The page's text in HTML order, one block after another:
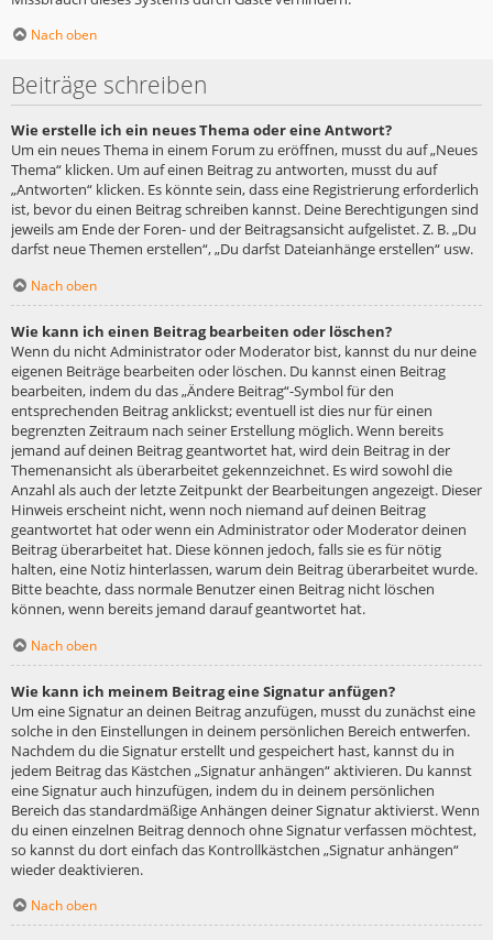
Nach oben
Beiträge schreiben
Wie erstelle ich ein neues Thema oder eine Antwort?
Um ein neues Thema in einem Forum zu eröffnen, musst du auf „Neues
Thema“ klicken. Um auf einen Beitrag zu antworten, musst du auf
„Antworten“ klicken. Es könnte sein, dass eine Registrierung erforderlich
ist, bevor du einen Beitrag schreiben kannst. Deine Berechtigungen sind
jeweils am Ende der Foren- und der Beitragsansicht aufgelistet. Z. B. „Du
darfst neue Themen erstellen“, „Du darfst Dateianhänge erstellen“ usw.
Nach oben
Wie kann ich einen Beitrag bearbeiten oder löschen?
Wenn du nicht Administrator oder Moderator bist, kannst du nur deine
eigenen Beiträge bearbeiten oder löschen. Du kannst einen Beitrag
bearbeiten, indem du das „Ändere Beitrag“-Symbol für den
entsprechenden Beitrag anklickst; eventuell ist dies nur für einen
begrenzten Zeitraum nach seiner Erstellung möglich. Wenn bereits
jemand auf deinen Beitrag geantwortet hat, wird dein Beitrag in der
Themenansicht als überarbeitet gekennzeichnet. Es wird sowohl die
Anzahl als auch der letzte Zeitpunkt der Bearbeitungen angezeigt. Dieser
Hinweis erscheint nicht, wenn noch niemand auf deinen Beitrag
geantwortet hat oder wenn ein Administrator oder Moderator deinen
Beitrag überarbeitet hat. Diese können jedoch, falls sie es für nötig
halten, eine Notiz hinterlassen, warum dein Beitrag überarbeitet wurde.
Bitte beachte, dass normale Benutzer einen Beitrag nicht löschen
können, wenn bereits jemand darauf geantwortet hat.
Nach oben
Wie kann ich meinem Beitrag eine Signatur anfügen?
Um eine Signatur an deinen Beitrag anzufügen, musst du zunächst eine
solche in den Einstellungen in deinem persönlichen Bereich entwerfen.
Nachdem du die Signatur erstellt und gespeichert hast, kannst du in
jedem Beitrag das Kästchen „Signatur anhängen“ aktivieren. Du kannst
eine Signatur auch hinzufügen, indem du in deinem persönlichen
Bereich das standardmäßige Anhängen deiner Signatur aktivierst. Wenn
du einen einzelnen Beitrag dennoch ohne Signatur verfassen möchtest,
so kannst du dort einfach das Kontrollkästchen „Signatur anhängen“
wieder deaktivieren.
Nach oben